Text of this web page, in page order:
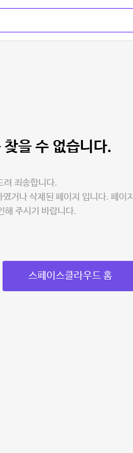
찾을 수 없습니다.
려 죄송합니다.
거나 삭제된 페이지 입니다. 페이지
해 주시기 바랍니다.
스페이스클라우드 홈